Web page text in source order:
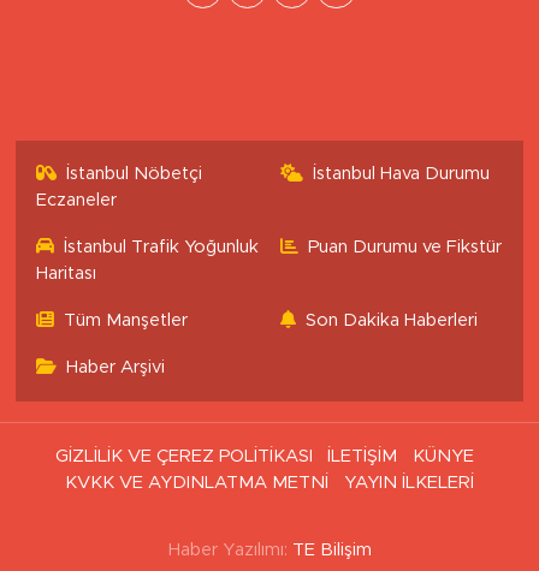
İstanbul Nöbetçi
Eczaneler
İstanbul Hava Durumu
İstanbul Trafik Yoğunluk
Haritası
Puan Durumu ve Fikstür
Tüm Manşetler Son Dakika Haberleri
Haber Arşivi
GİZLİLİK VE ÇEREZ POLİTİKASI İLETİŞİM
KÜNYE
KVKK VE AYDINLATMA METNİ
YAYIN İLKELERİ
Haber Yazılımı: TE Bilişim